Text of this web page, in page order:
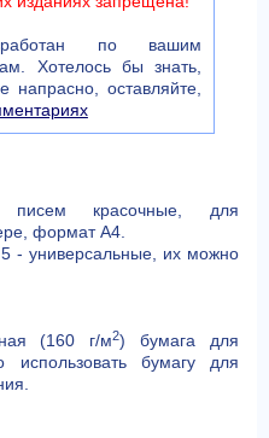
по вашим
Хотелось бы знать,
напрасно, оставляйте,
писем красочные, для
формат А4.
- универсальные, их можно
(160 г/м2) бумага для
использовать бумагу для